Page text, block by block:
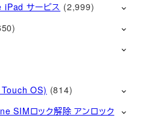
サービス (2,999)
OS) (814)
SIMロック解除 アンロック